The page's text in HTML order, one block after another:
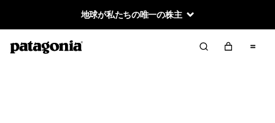
地球が私たちの唯一の株主